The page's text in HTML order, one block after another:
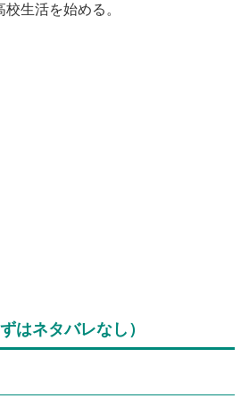
生活を始める。
はネタバレなし）